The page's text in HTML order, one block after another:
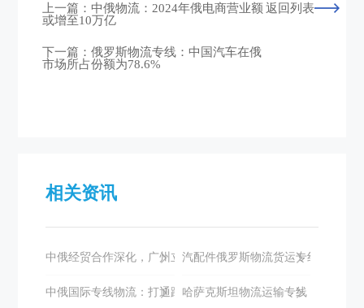
上一篇：中俄物流：2024年俄电商营业额
或增至10万亿
下一篇：俄罗斯物流专线​：中国汽车在俄
市场所占份额为78.6%
返回列表
相关资讯
中俄经贸合作深化，广州立德国际物流助力双边发展
汽配件俄罗斯物流货运专线如何选
中俄国际专线物流：打通跨境电商的高效通道
哈萨克斯坦物流运输专线：全面解